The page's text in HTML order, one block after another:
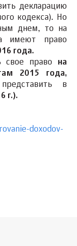
декларацию
кодекса). Но
днем, то на
имеют право
года.
свое право на
2015 года,
в
г.).
doxodov-